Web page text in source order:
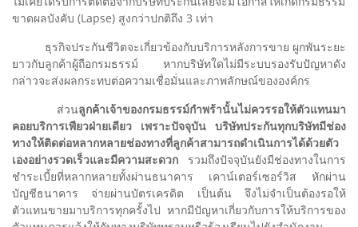
ขาดผลบังคับ (Lapse) สูงกว่าปกติถึง 3 เท่า
ธุรกิจประกันชีวิตจะเกี่ยวข้องกับบริการหลังการขาย ผูกพันระยะ
ยาวกับลูกค้าผู้ถือกรมธรรม์ หากบริษัทใดไม่มีระบบรองรับปัญหาดัง
กล่าวจะส่งผลกระทบต่อความเชื่อมั่นและภาพลักษณ์ขององค์กร
ส่วนลูกค้าเจ้าของกรมธรรม์กำพร้านั้นไม่ควรรอให้ตัวแทนมา
คอยบริการเพียวฝ่ายเดียว เพราะปัจจุบัน บริษัทประกันทุกบริษัทมีช่อง
ทางให้ติดต่อหลากหลายช่องทางที่ลูกค้าสามารถดำเนินการได้ด้วยตัว
เองอย่างรวดเร็วและมีความสะดวก รวมถึงปัจจุบันยังมีช่องทางในการ
ชำระเบี้ยที่หลากหลายทั้งผ่านธนาคาร เคาน์เตอร์เซอร์วิส หักผ่าน
บัญชีธนาคาร จ่ายผ่านบัตรเครดิต เป็นต้น จึงไม่จำเป็นต้องรอให้
ตัวแทนขายมาบริการทุกครั้งไป หากมีปัญหาเกี่ยวกับการให้บริการของ